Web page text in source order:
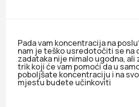
Pada vam koncentracija na
nam je teško usredotočiti se na
zadataka nije nimalo ugodna, ali
trik koji će vam pomoći da u
poboljšate koncentraciju i na
mjestu budete učinkoviti